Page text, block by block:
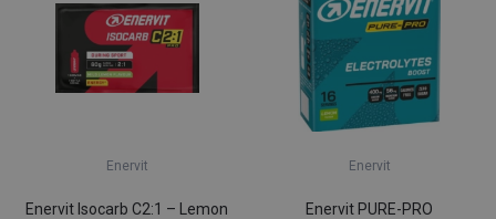
Enervit
Enervit Isocarb C2:1 – Lemon
Enervit
Enervit PURE-PRO